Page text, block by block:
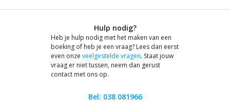
Hulp nodig?
Heb je hulp nodig met het maken van een
boeking of heb je een vraag? Lees dan eerst
even onze veelgestelde vragen. Staat jouw
vraag er niet tussen, neem dan gerust
contact met ons op.
Bel: 038 081966